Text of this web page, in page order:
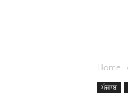
Home
ਪੰਜਾਬ